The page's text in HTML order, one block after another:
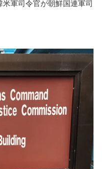
軍司令官が朝鮮国連軍司